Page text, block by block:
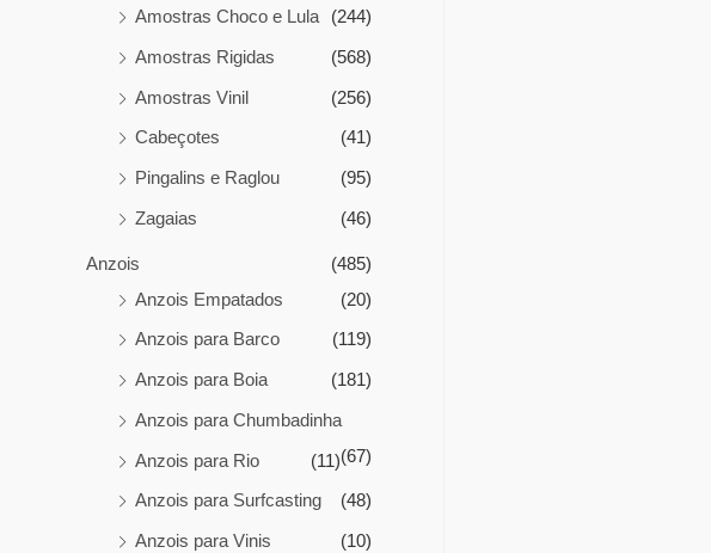
Amostras Choco e Lula
(244)
Amostras Rigidas
(568)
Amostras Vinil
(256)
Cabeçotes
(41)
Pingalins e Raglou
(95)
Zagaias
(46)
Anzois
(485)
Anzois Empatados
(20)
Anzois para Barco
(119)
Anzois para Boia
(181)
Anzois para Chumbadinha
(67)
Anzois para Rio
(11)
Anzois para Surfcasting
(48)
Anzois para Vinis
(10)